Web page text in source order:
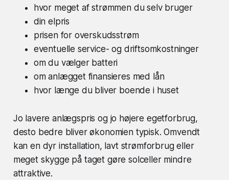
hvor meget af strømmen du selv bruger
din elpris
prisen for overskudsstrøm
eventuelle service- og driftsomkostninger
om du vælger batteri
om anlægget finansieres med lån
hvor længe du bliver boende i huset
Jo lavere anlægspris og jo højere egetforbrug,
desto bedre bliver økonomien typisk. Omvendt
kan en dyr installation, lavt strømforbrug eller
meget skygge på taget gøre solceller mindre
attraktive.